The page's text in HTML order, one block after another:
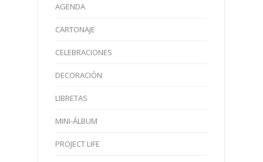
AGENDA
CARTONAJE
CELEBRACIONES
DECORACIÓN
LIBRETAS
MINI-ÁLBUM
PROJECT LIFE